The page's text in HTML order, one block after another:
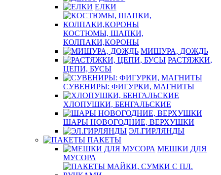
ЕЛКИ
КОСТЮМЫ, ШАПКИ,
КОЛПАКИ,КОРОНЫ
МИШУРА, ДОЖДЬ
РАСТЯЖКИ,
ЦЕПИ, БУСЫ
СУВЕНИРЫ: ФИГУРКИ, МАГНИТЫ
ХЛОПУШКИ, БЕНГАЛЬСКИЕ
ШАРЫ НОВОГОДНИЕ, ВЕРХУШКИ
ЭЛ.ГИРЛЯНДЫ
ПАКЕТЫ
МЕШКИ ДЛЯ
МУСОРА